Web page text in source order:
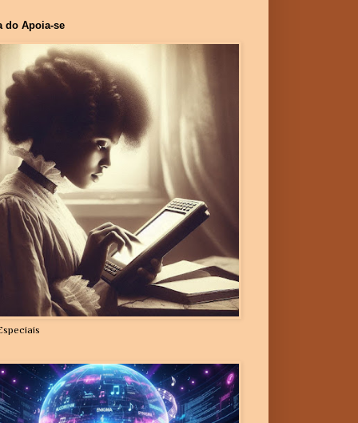
do Apoia-se